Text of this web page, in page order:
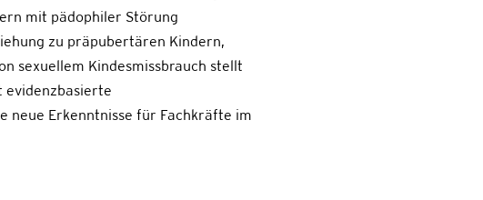
mit pädophiler Störung
zu präpubertären Kindern,
sexuellem Kindesmissbrauch stellt
evidenzbasierte
neue Erkenntnisse für Fachkräfte im